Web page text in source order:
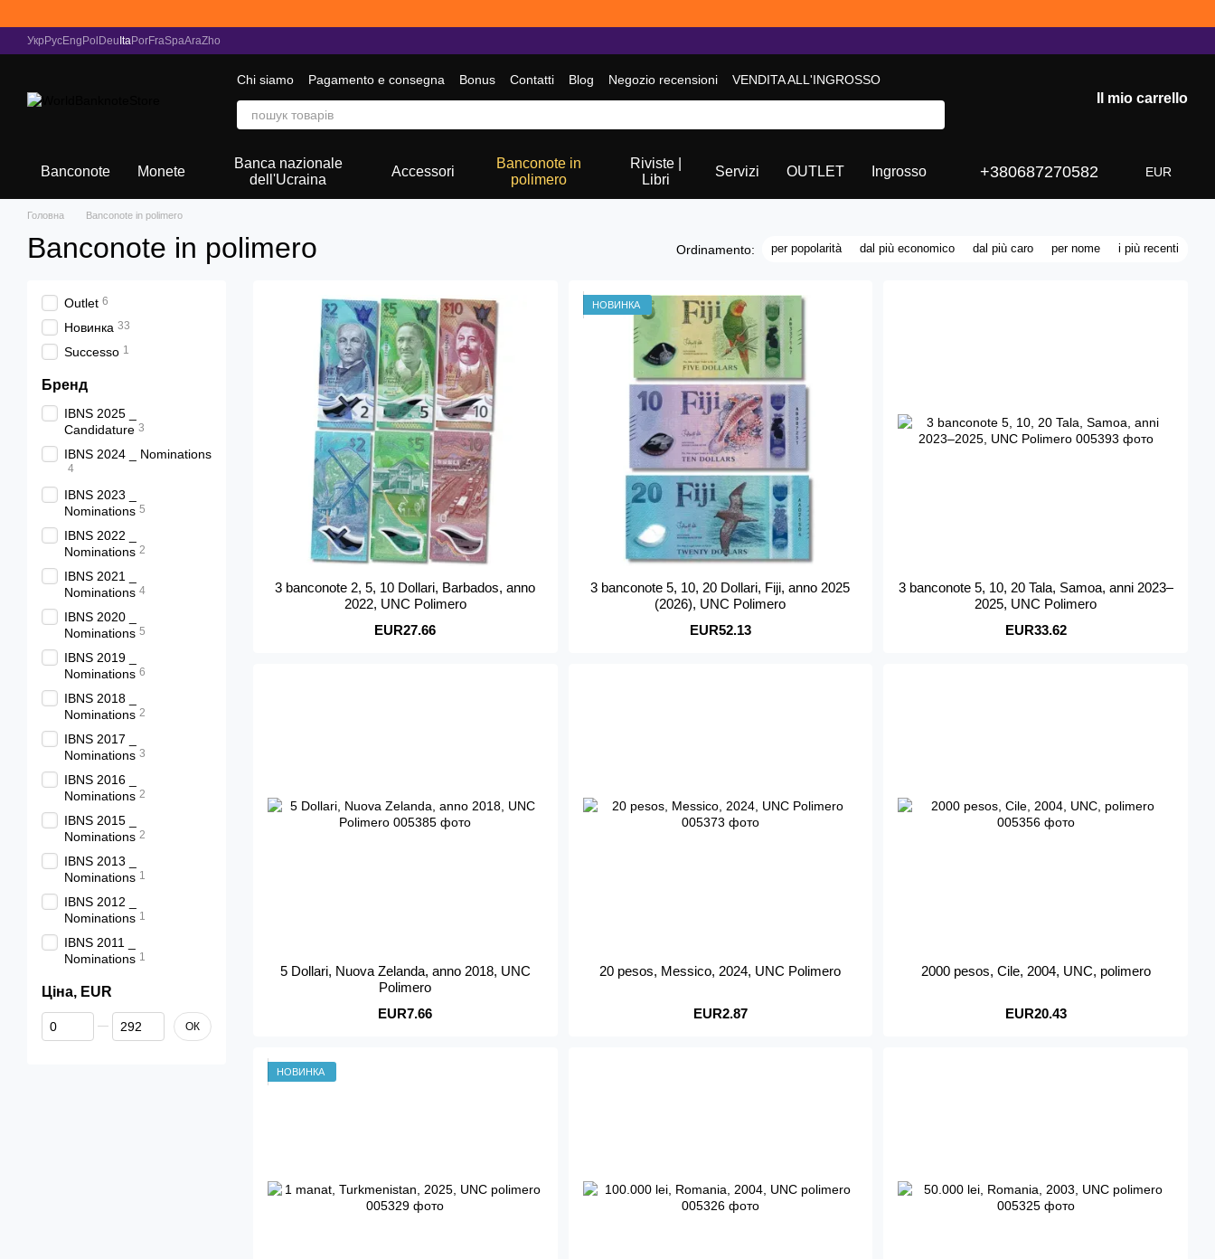
Укр РусEng Pol Deu ItaPorFraSpaAraZho
Chi siamo Pagamento e consegna Bonus Contatti Blog Negozio recensioni
VENDITA ALL'INGROSSO
Raccolta di notizie
Il mio carrello
Banconote Monete
Banca nazionale
dell'Ucraina
Accessori
Banconote in
polimero
Riviste |
Libri
Servizi OUTLET Ingrosso +380687270582 EUR
Головна Banconote in polimero
Banconote in polimero Ordinamento: per popolarità dal più economico dal più caro per nome i più recenti
3 banconote 2, 5, 10 Dollari, Barbados, anno
2022, UNC Polimero
EUR27.66
НОВИНКА
3 banconote 5, 10, 20 Dollari, Fiji, anno 2025
(2026), UNC Polimero
EUR52.13
3 banconote 5, 10, 20 Tala, Samoa, anni 2023–
2025, UNC Polimero
EUR33.62
5 Dollari, Nuova Zelanda, anno 2018, UNC
Polimero
EUR7.66
20 pesos, Messico, 2024, UNC Polimero
EUR2.87
2000 pesos, Cile, 2004, UNC, polimero
EUR20.43
НОВИНКА
Outlet 6
Новинка 33
Successo 1
Бренд
IBNS 2025 _
Candidature 3
IBNS 2024 _ Nominations
4
IBNS 2023 _
Nominations 5
IBNS 2022 _
Nominations 2
IBNS 2021 _
Nominations 4
IBNS 2020 _
Nominations 5
IBNS 2019 _
Nominations 6
IBNS 2018 _
Nominations 2
IBNS 2017 _
Nominations 3
IBNS 2016 _
Nominations 2
IBNS 2015 _
Nominations 2
IBNS 2013 _
Nominations 1
IBNS 2012 _
Nominations 1
IBNS 2011 _
Nominations 1
Ціна, EUR
Da Ціна, EUR
A Ціна, EUR ОК